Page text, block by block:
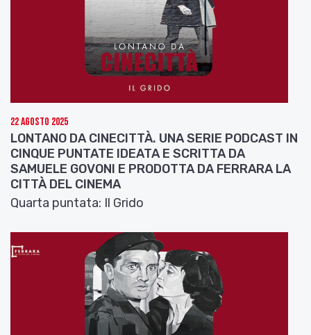
22 Agosto 2025
LONTANO DA CINECITTÀ. UNA SERIE PODCAST IN
CINQUE PUNTATE IDEATA E SCRITTA DA
SAMUELE GOVONI E PRODOTTA DA FERRARA LA
CITTÀ DEL CINEMA
Quarta puntata: Il Grido